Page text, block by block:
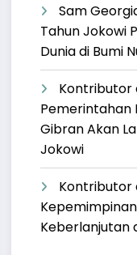
Sam
Tahun Jokowi
Dunia di Bumi
Kontributor
Pemerintahan
Gibran Akan
Jokowi
Kontributor
Keberlanjutan